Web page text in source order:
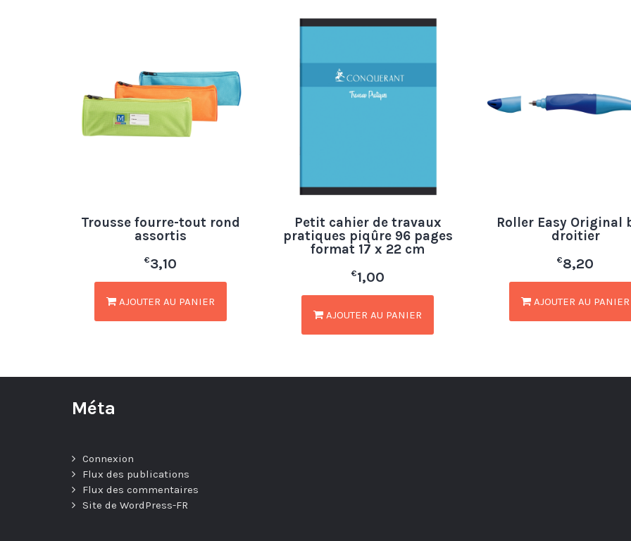
Trousse fourre-tout rond
assortis
€3,10
AJOUTER AU PANIER
Petit cahier de travaux
pratiques piqûre 96 pages
format 17 x 22 cm
€1,00
AJOUTER AU PANIER
Roller Easy Original
droitier
€8,20
AJOUTER AU PANIER
Méta
Connexion
Flux des publications
Flux des commentaires
Site de WordPress-FR